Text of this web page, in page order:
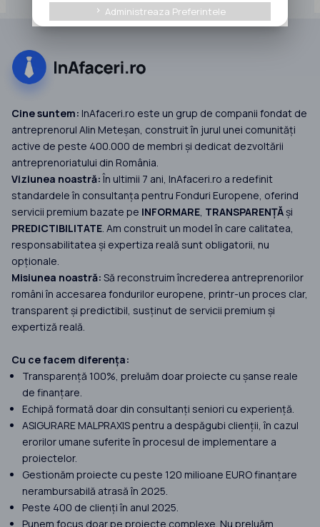
Cine suntem: InAfaceri.ro este un grup de companii fondat de
antreprenorul Alin Meteșan, construit în jurul unei comunități
active de peste 400.000 de membri și dedicat dezvoltării
antreprenoriatului din România.
Viziunea noastră:În ultimii 7 ani, InAfaceri.ro a redefinit
standardele în consultanța pentru Fonduri Europene, oferind
servicii premium bazate pe INFORMARE, TRANSPARENȚĂși
PREDICTIBILITATE. Am construit un model în care calitatea,
responsabilitatea și expertiza reală sunt obligatorii, nu
opționale.
Misiunea noastră: Să reconstruim încrederea antreprenorilor
români în accesarea fondurilor europene, printr-un proces clar,
transparent și predictibil, susținut de servicii premium și
expertiză reală.
Cu ce facem diferența:
Transparență 100%, preluăm doar proiecte cu șanse reale
de finanțare.
Echipă formată doar din consultanți seniori cu experiență.
ASIGURARE MALPRAXIS pentru a despăgubi clienții, în cazul
erorilor umane suferite în procesul de implementare a
proiectelor.
Gestionăm proiecte cu peste 120 milioane EURO finanțare
nerambursabilă atrasă în 2025.
Peste 400 de clienți în anul 2025.
Punem focus doar pe proiecte complexe. Nu preluăm
keyboard_arrow_right Administreaza Preferintele